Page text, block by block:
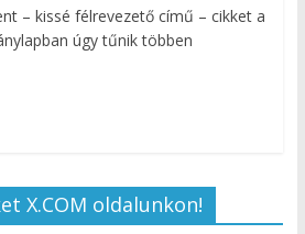
– kissé félrevezető című – cikket a
úgy tűnik többen
X.COM oldalunkon!